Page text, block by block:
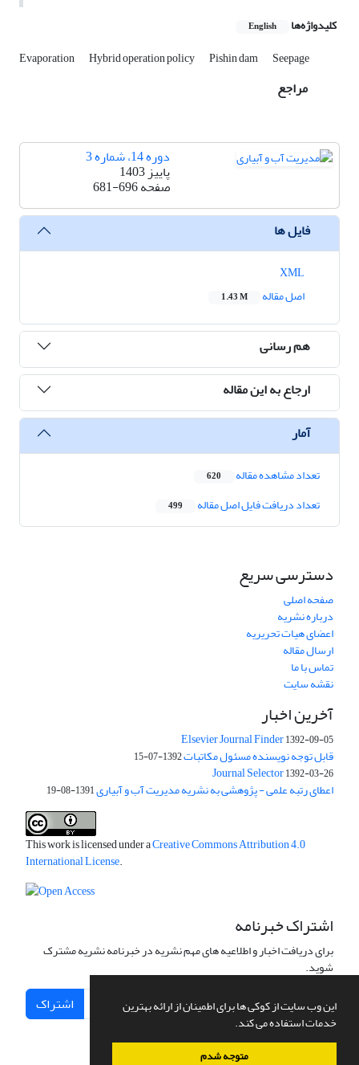
این وب سایت از کوکی ها برای اطمینان از ارائه بهترین
خدمات استفاده می کند.
متوجه شدم
کلیدواژه‌ها English
Evaporation Hybrid operation policy Pishin dam Seepage
مراجع
دوره 14، شماره 3
پاییز 1403
صفحه681-696
فایل ها
اصل مقاله
1.43 M
هم رسانی
ارجاع به این مقاله
آمار
تعداد مشاهده مقاله 620
تعداد دریافت فایل اصل مقاله 499
دسترسی سریع
صفحه اصلی
درباره نشریه
اعضای هیات تحریریه
ارسال مقاله
تماس با ما
نقشه سایت
آخرین اخبار
Elsevier Journal Finder1392-09-05
قابل توجه نویسنده مسئول مکاتبات1392-07-15
Journal Selector1392-03-26
اعطای رتبه علمی - پژوهشی به نشریه مدیریت آب و آبیاری1391-08-19
This work is licensed under aCreative Commons Attribution 4.0
International License.
اشتراک خبرنامه
برای دریافت اخبار و اطلاعیه های مهم نشریه در خبرنامه نشریه مشترک
شوید.
اشتراک